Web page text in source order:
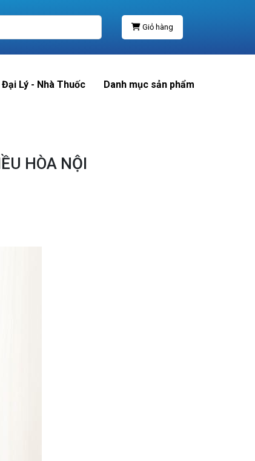
Giỏ hàng
Lý - Nhà Thuốc Danh mục sản phẩm
HÒA NỘI